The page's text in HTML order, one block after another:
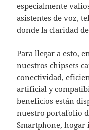
especialmente
asistentes de voz,
donde la claridad
Para llegar a esto,
nuestros chipsets
conectividad,
artificial y
beneficios están
nuestro portafolio
Smartphone,